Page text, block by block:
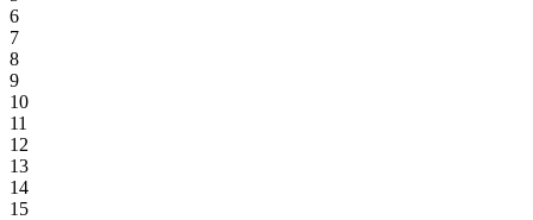
6
7
8
9
10
11
12
13
14
15